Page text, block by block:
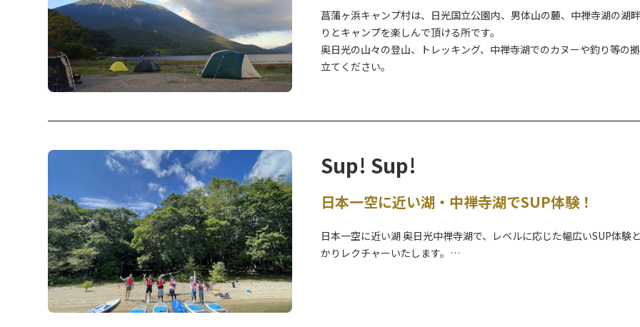
菖蒲ヶ浜キャンプ村は、日光国立公園内、男体山の麓、中禅寺湖の湖
りとキャンプを楽しんで頂ける所です。
奥日光の山々の登山、トレッキング、中禅寺湖でのカヌーや釣り等の
立てください。
Sup! Sup!
日本一空に近い湖・中禅寺湖でSUP体験！
日本一空に近い湖 奥日光中禅寺湖で、レベルに応じた幅広いSUP体
かりレクチャーいたします。